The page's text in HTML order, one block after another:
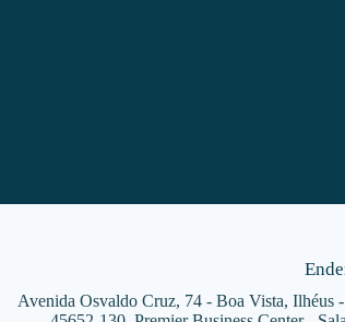
Avenida Osvaldo Cruz, 74 - Boa Vista, Ilhéus